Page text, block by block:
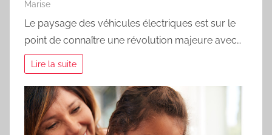
Marise
Le paysage des véhicules électriques est sur le
point de connaître une révolution majeure avec…
Lire la suite